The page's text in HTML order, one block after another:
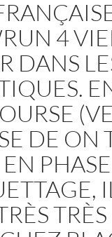
4
DANS
DE ON
IL
TRÈS